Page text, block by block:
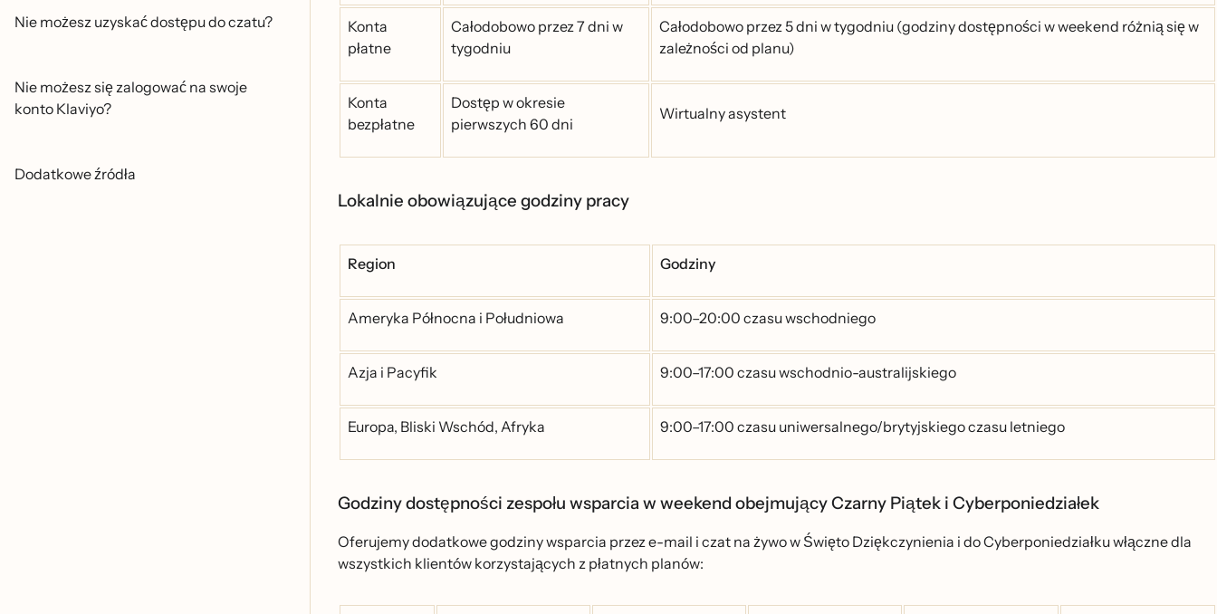
Nie możesz uzyskać dostępu do czatu?
Nie możesz się zalogować na swoje
konto Klaviyo?
Dodatkowe źródła
Konta
płatne
Całodobowo przez 7 dni w
tygodniu
Całodobowo przez 5 dni w tygodniu (godziny dostępności w weekend różnią się w
zależności od planu)
Konta
bezpłatne
Dostęp w okresie
pierwszych 60 dni
Wirtualny asystent
Lokalnie obowiązujące godziny pracy
Region Godziny
Ameryka Północna i Południowa 9:00–20:00 czasu wschodniego
Azja i Pacyfik 9:00–17:00 czasu wschodnio-australijskiego
Europa, Bliski Wschód, Afryka 9:00–17:00 czasu uniwersalnego/brytyjskiego czasu letniego
Godziny dostępności zespołu wsparcia w weekend obejmujący Czarny Piątek i Cyberponiedziałek
Oferujemy dodatkowe godziny wsparcia przez e-mail i czat na żywo w Święto Dziękczynienia i do Cyberponiedziałku włączne dla
wszystkich klientów korzystających z płatnych planów: